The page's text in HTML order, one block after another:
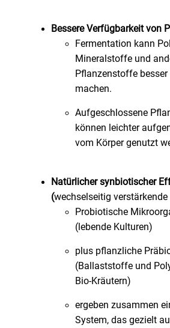
Bessere Verfügbarkeit von
Fermentation kann
Mineralstoffe und
Pflanzenstoffe
machen.
Aufgeschlossene
können leichter
vom Körper genutzt
Natürlicher synbiotischer
(wechselseitig verstärkende
Probiotische
(lebende Kulturen)
plus pflanzliche
(Ballaststoffe und
Bio-Kräutern)
ergeben zusammen
System, das gezielt